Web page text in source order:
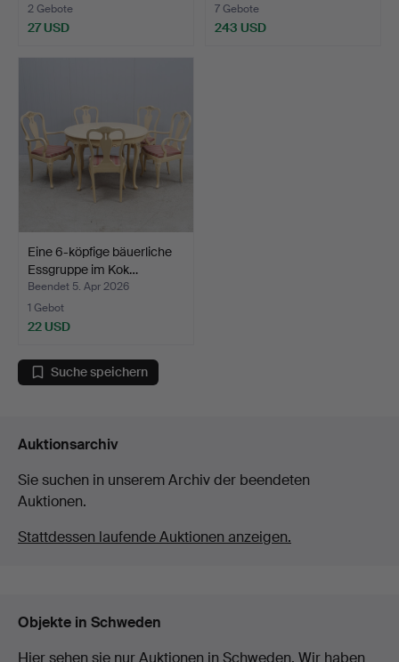
2 Gebote
27 USD
7 Gebote
243 USD
Eine 6-köpfige bäuerliche
Essgruppe im Kok…
Beendet 5. Apr 2026
1 Gebot
22 USD
Suche speichern
Auktionsarchiv
Sie suchen in unserem Archiv der beendeten
Auktionen.
Stattdessen laufende Auktionen anzeigen.
Objekte in Schweden
Hier sehen sie nur Auktionen in Schweden. Wir haben